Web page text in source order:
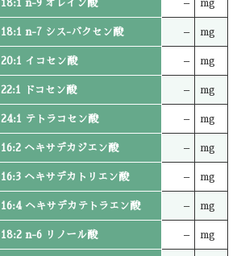
18:1 n-9 オレイン酸 – mg
18:1 n-7 シス-バクセン酸 – mg
20:1 イコセン酸 – mg
22:1 ドコセン酸 – mg
24:1 テトラコセン酸 – mg
16:2 ヘキサデカジエン酸 – mg
16:3 ヘキサデカトリエン酸 – mg
16:4 ヘキサデカテトラエン酸 – mg
18:2 n-6 リノール酸 – mg